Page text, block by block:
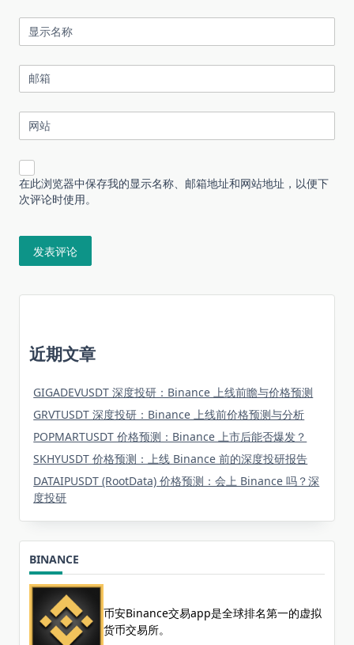
显示名称
邮箱
网站
在此浏览器中保存我的显示名称、邮箱地址和网站地址，以便下
次评论时使用。
近期文章
GIGADEVUSDT 深度投研：Binance 上线前瞻与价格预测
GRVTUSDT 深度投研：Binance 上线前价格预测与分析
POPMARTUSDT 价格预测：Binance 上市后能否爆发？
SKHYUSDT 价格预测：上线 Binance 前的深度投研报告
DATAIPUSDT (RootData) 价格预测：会上 Binance 吗？深
度投研
BINANCE
币安Binance交易app是全球排名第一的虚拟
货币交易所。